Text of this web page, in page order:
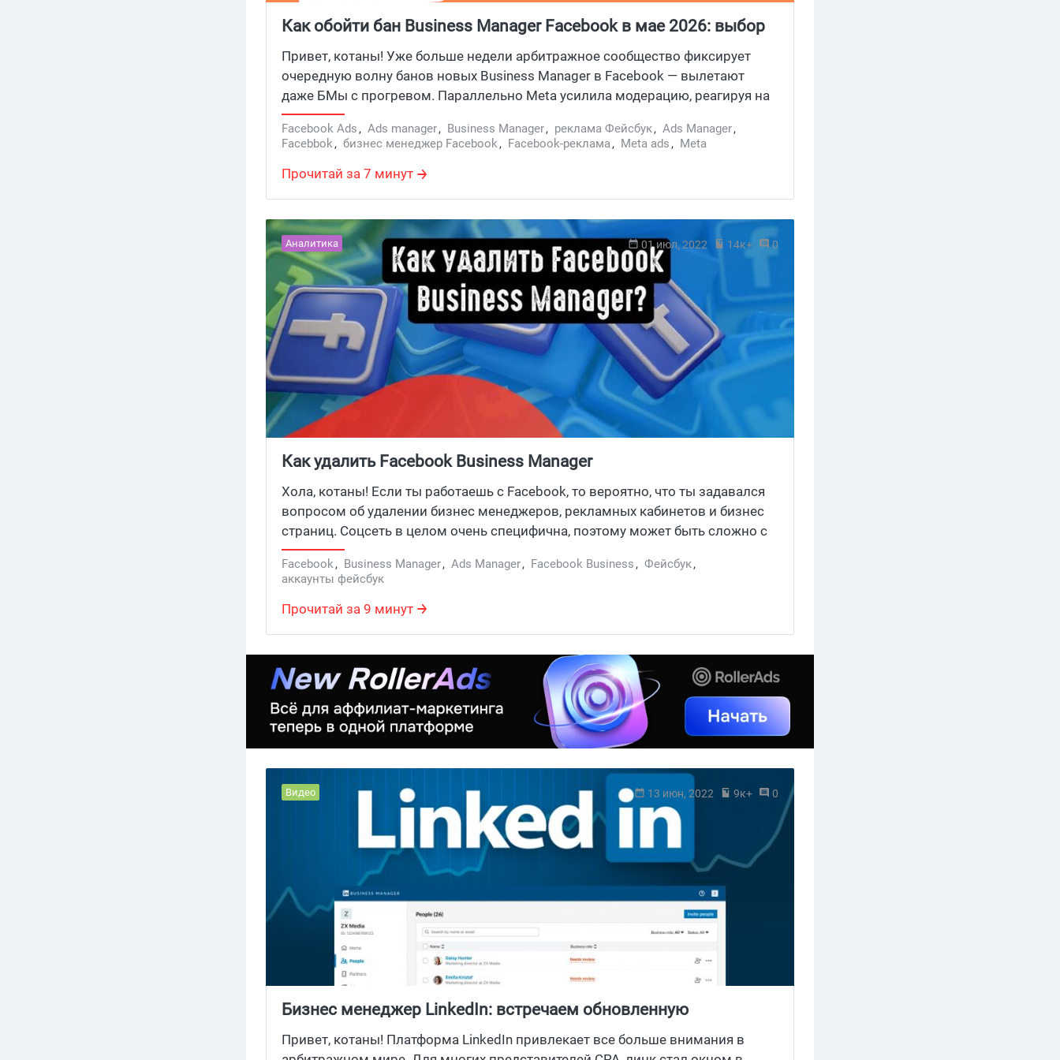
Как обойти бан Business Manager Facebook в мае 2026: выбор
трастовых БМов и обход через языки
Привет, котаны! Уже больше недели арбитражное сообщество фиксирует
очередную волну банов новых Business Manager в Facebook — вылетают
даже БМы с прогревом. Параллельно Meta усилила модерацию, реагируя на
любые резкие запуски рекламных кампаний. Собрали рабочие решения от
вебмастеров и пошаговый лайфхак с языками, который пока еще
прокатывает через модерацию.
Facebook Ads, Ads manager, Business Manager, реклама Фейсбук, Ads Manager,
Facebbok, бизнес менеджер Facebook, Facebook-реклама, Meta ads, Meta
Прочитай за 7 минут
Аналитика 01 июл, 2022 14к+ 0
Как удалить Facebook Business Manager
Хола, котаны! Если ты работаешь с Facebook, то вероятно, что ты задавался
вопросом об удалении бизнес менеджеров, рекламных кабинетов и бизнес
страниц. Соцсеть в целом очень специфична, поэтому может быть сложно с
ходу разобраться и найти все что нужно. Но ты не паникуй, мы тут чтобы тебе
помочь. Усаживайся поудобнее и давай разбираться, как удалить то что
удаляется и отключить то что отключается. Погнали!
Facebook, Business Manager, Ads Manager, Facebook Business, Фейсбук,
аккаунты фейсбук
Прочитай за 9 минут
Видео 13 июн, 2022 9к+ 0
Бизнес менеджер LinkedIn: встречаем обновленную
рекламную платформу
Привет, котаны! Платформа LinkedIn привлекает все больше внимания в